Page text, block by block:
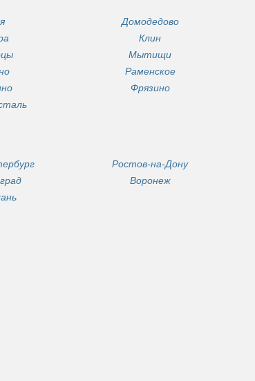
Домодедово
Клин
Мытищи
Раменское
Фрязино
Ростов-на-Дону
Воронеж